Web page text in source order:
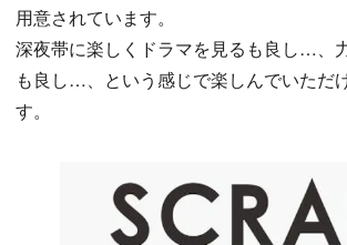
用意されています。
深夜帯に楽しくドラマを見るも良し…、
も良し…、という感じで楽しんでいただ
す。